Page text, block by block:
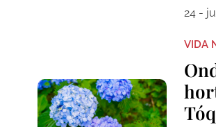
24 -
VIDA